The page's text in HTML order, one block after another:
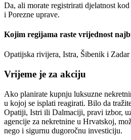
Da, ali morate registrirati djelatnost
i Porezne uprave.
Kojim regijama raste vrijednost
Opatijska rivijera, Istra, Šibenik i
Vrijeme je za akciju
Ako planirate kupnju luksuzne
u kojoj se isplati reagirati. Bilo da
Opatiji, Istri ili Dalmaciji, pravi izbor,
agencije za nekretnine u Hrvatskoj,
nego i sigurnu dugoročnu investiciju.